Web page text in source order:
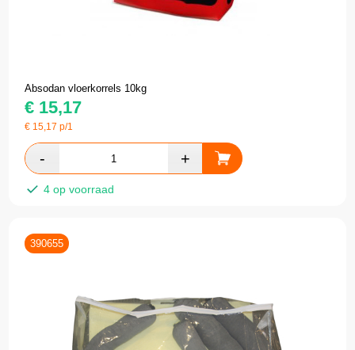
Absodan vloerkorrels 10kg
€ 15,17
€ 15,17 p/1
4 op voorraad
390655